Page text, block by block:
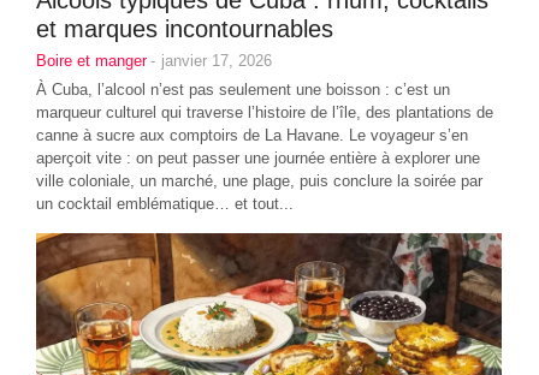
et marques incontournables
Boire et manger - janvier 17, 2026
À Cuba, l’alcool n’est pas seulement une boisson : c’est un
marqueur culturel qui traverse l’histoire de l’île, des plantations de
canne à sucre aux comptoirs de La Havane. Le voyageur s’en
aperçoit vite : on peut passer une journée entière à explorer une
ville coloniale, un marché, une plage, puis conclure la soirée par
un cocktail emblématique… et tout...